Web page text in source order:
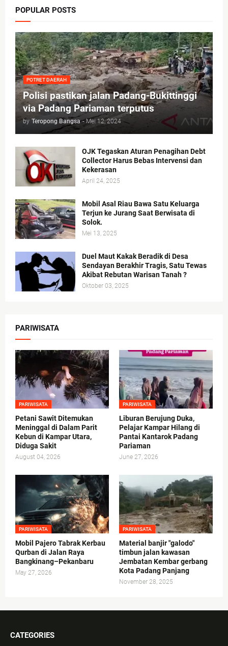
POPULAR POSTS
POTRET DAERAH
Polisi pastikan jalan Padang-Bukittinggi
via Padang Pariaman terputus
by Teropong Bangsa - Mei 12, 2024
OJK Tegaskan Aturan Penagihan Debt
Collector Harus Bebas Intervensi dan
Kekerasan
April 24, 2025
Mobil Asal Riau Bawa Satu Keluarga
Terjun ke Jurang Saat Berwisata di
Solok.
Mei 13, 2025
Duel Maut Kakak Beradik di Desa
Sendayan Berakhir Tragis, Satu Tewas
Akibat Rebutan Warisan Tanah ?
Oktober 03, 2025
PARIWISATA
PARIWISATA
Petani Sawit Ditemukan
Meninggal di Dalam Parit
Kebun di Kampar Utara,
Diduga Sakit
August 04, 2026
PARIWISATA
Liburan Berujung Duka,
Pelajar Kampar Hilang di
Pantai Kantarok Padang
Pariaman
June 27, 2026
PARIWISATA
Mobil Pajero Tabrak Kerbau
Qurban di Jalan Raya
Bangkinang–Pekanbaru
May 27, 2026
PARIWISATA
Material banjir "galodo"
timbun jalan kawasan
Jembatan Kembar gerbang
Kota Padang Panjang
November 28, 2025
CATEGORIES